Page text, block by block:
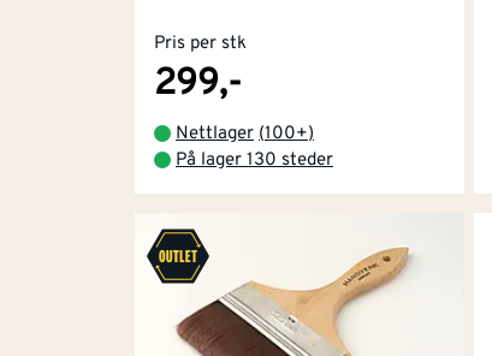
Pris per stk
299,-
Nettlager (100+)
På lager 130 steder